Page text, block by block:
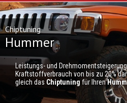
Chiptuning
Hummer
Leistungs- und
Kraftstoffverbrauch von bis zu 20%
gleich das Chiptuning für Ihren